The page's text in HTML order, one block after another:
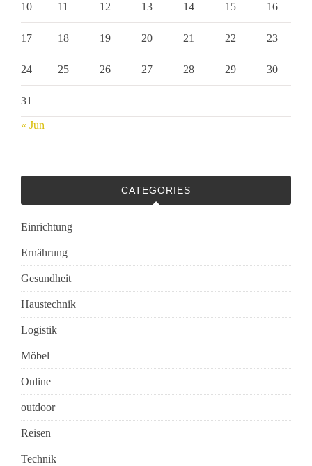
10 11 12 13 14 15 16
17 18 19 20 21 22 23
24 25 26 27 28 29 30
31
« Jun
CATEGORIES
Einrichtung
Ernährung
Gesundheit
Haustechnik
Logistik
Möbel
Online
outdoor
Reisen
Technik